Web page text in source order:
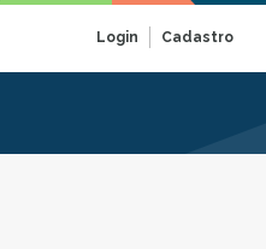
Login Cadastro